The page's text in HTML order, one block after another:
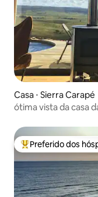
Casa ⋅ Sierra Carapé
ótima vista da casa
Entre os melhores
Preferido dos